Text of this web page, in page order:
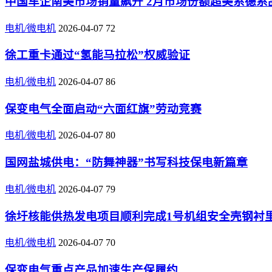
电机/微电机 2026-04-07 72
徐工重卡通过“氢能马拉松”权威验证
电机/微电机 2026-04-07 86
保变电气全面启动“六面红旗”劳动竞赛
电机/微电机 2026-04-07 80
国网盐城供电：“防舞神器”书写科技保电新篇章
电机/微电机 2026-04-07 79
徐圩核能供热发电项目顺利完成1号机组安全壳钢衬
电机/微电机 2026-04-07 70